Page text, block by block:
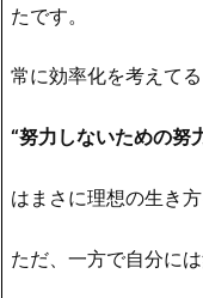
たです。
常に効率化を考えてる
“努力しないための努
はまさに理想の生き
ただ、一方で自分に